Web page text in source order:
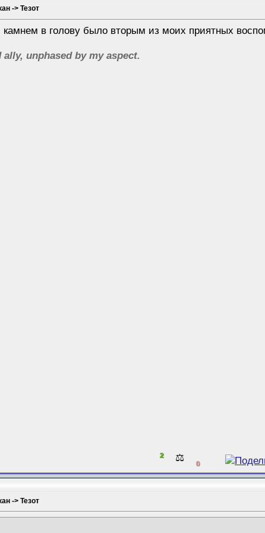
-> Тезот
в голову было вторым из моих приятных
unphased by my aspect.
2 ⚖️ 0
-> Тезот